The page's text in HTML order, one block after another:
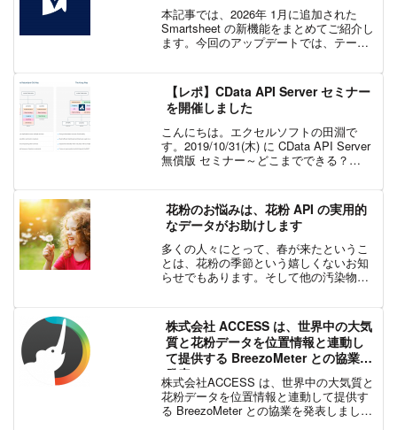
本記事では、2026年 1月に追加された
Smartsheet の新機能をまとめてご紹介し
ます。今回のアップデートでは、テーブ
フロー内で新機能をよりスム...
【レポ】CData API Server セミナー
を開催しました
こんにちは。エクセルソフトの田淵で
す。2019/10/31(木) に CData API Server
無償版 セミナー～どこまでできる？
うセミナー...
花粉のお悩みは、花粉 API の実用的
なデータがお助けします
多くの人々にとって、春が来たというこ
とは、花粉の季節という嬉しくないお知
らせでもあります。そして他の汚染物質
危険性がいつどこで起こるのかを理解す
ることがすべての人の健...
株式会社 ACCESS は、世界中の大気
質と花粉データを位置情報と連動し
て提供する BreezoMeter との協業を
発表
株式会社ACCESS は、世界中の大気質と
花粉データを位置情報と連動して提供す
る BreezoMeter との協業を発表しまし